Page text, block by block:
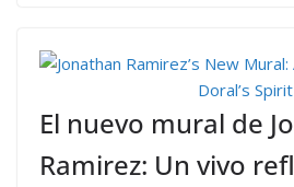
El nuevo mural de
Ramirez: Un vivo